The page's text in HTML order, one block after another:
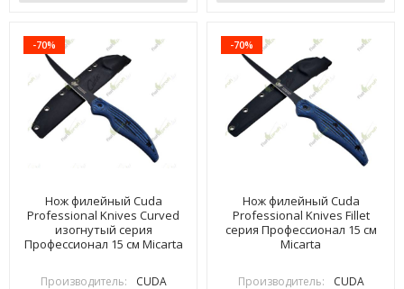
-70%
Нож филейный Cuda
Professional Knives Curved
изогнутый серия
Профессионал 15 см Micarta
Производитель: CUDA
-70%
Нож филейный Cuda
Professional Knives Fillet
серия Профессионал 15 см
Micarta
Производитель: CUDA